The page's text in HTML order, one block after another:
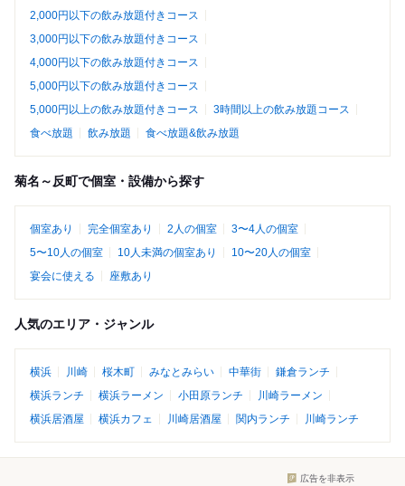
2,000円以下の飲み放題付きコース
3,000円以下の飲み放題付きコース
4,000円以下の飲み放題付きコース
5,000円以下の飲み放題付きコース
5,000円以上の飲み放題付きコース
3時間以上の飲み放題コース
食べ放題
飲み放題 食べ放題&飲み放題
菊名～反町で個室・設備から探す
個室あり 完全個室あり 2人の個室
3〜4人の個室
5〜10人の個室
10人未満の個室あり
10〜20人の個室
宴会に使える
座敷あり
人気のエリア・ジャンル
横浜 川崎 桜木町 みなとみらい 中華街
鎌倉ランチ
横浜ランチ
横浜ラーメン 小田原ランチ
川崎ラーメン
横浜居酒屋
横浜カフェ 川崎居酒屋 関内ランチ 川崎ランチ
広告を非表示